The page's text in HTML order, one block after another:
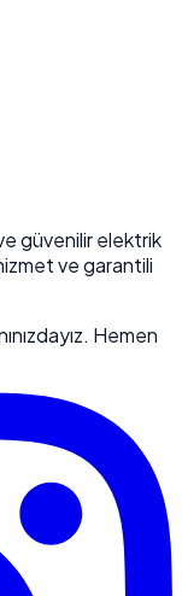
güvenilir elektrik
ve garantili
Hemen